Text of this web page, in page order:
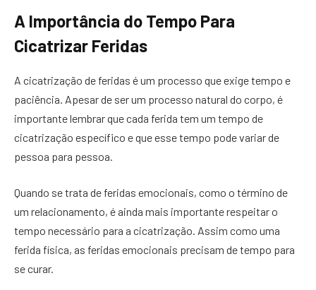
A Importância do Tempo Para
Cicatrizar Feridas
A cicatrização de feridas é um processo que exige tempo e
paciência. Apesar de ser um processo natural do corpo, é
importante lembrar que cada ferida tem um tempo de
cicatrização específico e que esse tempo pode variar de
pessoa para pessoa.
Quando se trata de feridas emocionais, como o término de
um relacionamento, é ainda mais importante respeitar o
tempo necessário para a cicatrização. Assim como uma
ferida física, as feridas emocionais precisam de tempo para
se curar.